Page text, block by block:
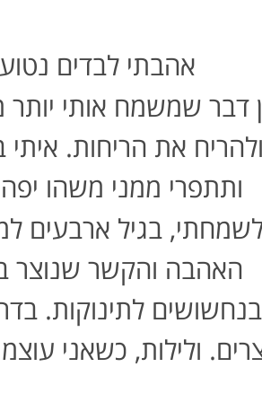
אהבתי לבדים
דבר שמשמח אותי
ולהריח את הריחות.
ותתפרי ממני משהו יפה
, בגיל ארבעים
האהבה והקשר שנוצר
לתינוקות.
. ולילות, כשאני